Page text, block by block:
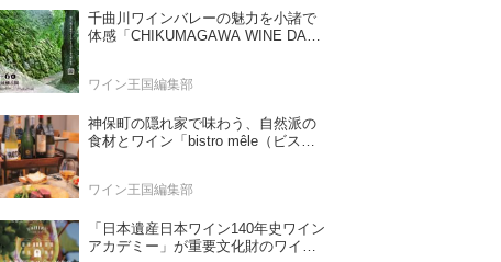
千曲川ワインバレーの魅力を小諸で
体感「CHIKUMAGAWA WINE DAYS
ワイン王国編集部
神保町の隠れ家で味わう、自然派の
食材とワイン「bistro mêle（ビスト
ワイン王国編集部
「日本遺産日本ワイン140年史ワイン
アカデミー」が重要文化財のワイナ